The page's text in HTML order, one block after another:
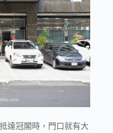
達冠閣時，門口就有大